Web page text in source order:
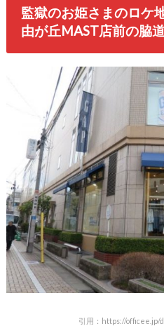
監獄のお姫さまのロケ
由が丘MAST店前の脇
引用：https://officee.jp/